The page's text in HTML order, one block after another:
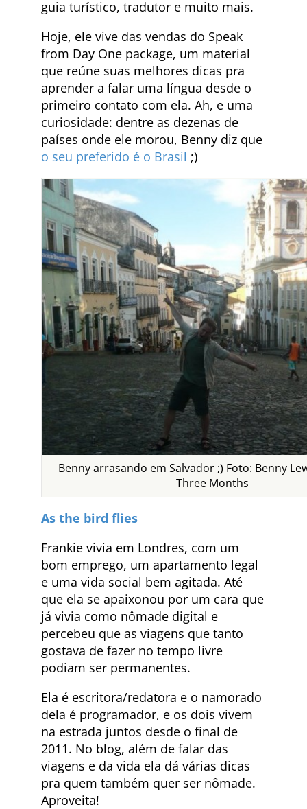
guia turístico, tradutor e muito mais.
Hoje, ele vive das vendas do Speak
from Day One package, um material
que reúne suas melhores dicas pra
aprender a falar uma língua desde o
primeiro contato com ela. Ah, e uma
curiosidade: dentre as dezenas de
países onde ele morou, Benny diz que
o seu preferido é o Brasil ;)
Benny arrasando em Salvador ;) Foto: Benny
Three Months
As the bird flies
Frankie vivia em Londres, com um
bom emprego, um apartamento legal
e uma vida social bem agitada. Até
que ela se apaixonou por um cara que
já vivia como nômade digital e
percebeu que as viagens que tanto
gostava de fazer no tempo livre
podiam ser permanentes.
Ela é escritora/redatora e o namorado
dela é programador, e os dois vivem
na estrada juntos desde o final de
2011. No blog, além de falar das
viagens e da vida ela dá várias dicas
pra quem também quer ser nômade.
Aproveita!